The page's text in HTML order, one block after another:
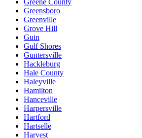
Greensboro
Greenville
Grove Hill
Guin
Gulf Shores
Guntersville
Hackleburg
Hale County
Haleyville
Hamilton
Hanceville
Harpersville
Hartford
Hartselle
Harvest